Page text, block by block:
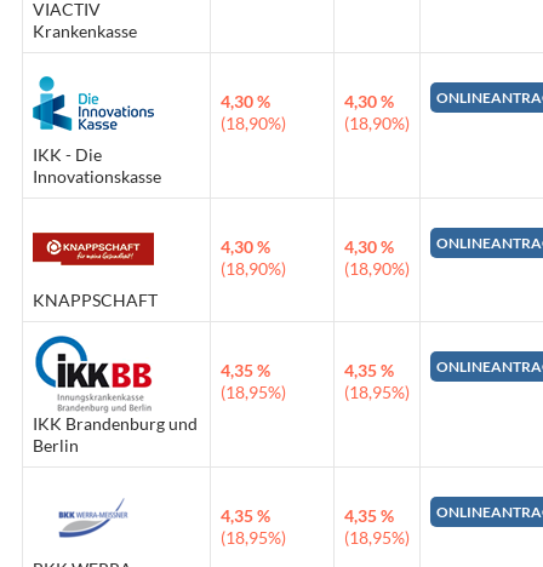
VIACTIV
Krankenkasse
IKK - Die
Innovationskasse
4,30 %
(18,90%)
4,30 %
(18,90%)
KNAPPSCHAFT
4,30 %
(18,90%)
4,30 %
(18,90%)
IKK Brandenburg und
Berlin
4,35 %
(18,95%)
4,35 %
(18,95%)
4,35 %
(18,95%)
4,35 %
(18,95%)